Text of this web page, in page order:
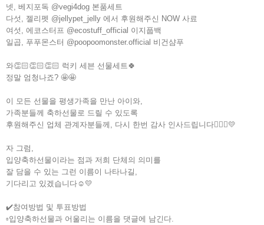
넷, 베지포독 @vegi4dog 본품세트
다섯, 젤리펫 @jellypet_jelly 에서 후원해주신 NOW 사료
여섯, 에코스터프 @ecostuff_official 이지풉백
일곱, 푸푸몬스터 @poopoomonster.official 비건샴푸
와👏🏻👏🏻👏🏻 럭키 세븐 선물세트🍀
정말 엄청나죠? 🤩🤩
이 모든 선물을 평생가족을 만난 아이와,
가족분들께 축하선물로 드릴 수 있도록
후원해주신 업체 관계자분들께, 다시 한번 감사 인사드립니다🙇🏻‍♀️💛
자 그럼,
입양축하선물이라는 점과 저희 단체의 의미를
잘 담을 수 있는 그런 이름이 나타나길,
기다리고 있겠습니다☺️💛
✔️참여방법 및 투표방법
▫️입양축하선물과 어울리는 이름을 댓글에 남긴다.